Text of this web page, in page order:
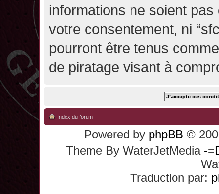
informations ne soient
votre consentement, ni
pourront être tenus
de piratage visant à
Index du forum
Powered by phpBB ©
Theme By WaterJetMedia -
Traduction par: